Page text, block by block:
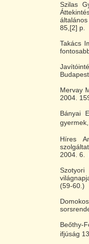
Szilas
85,[2] p.
Takács
Mervay
2004.
Bányai
Híres
2004. 6.
(59-60.)
Beőthy-
ifjúság